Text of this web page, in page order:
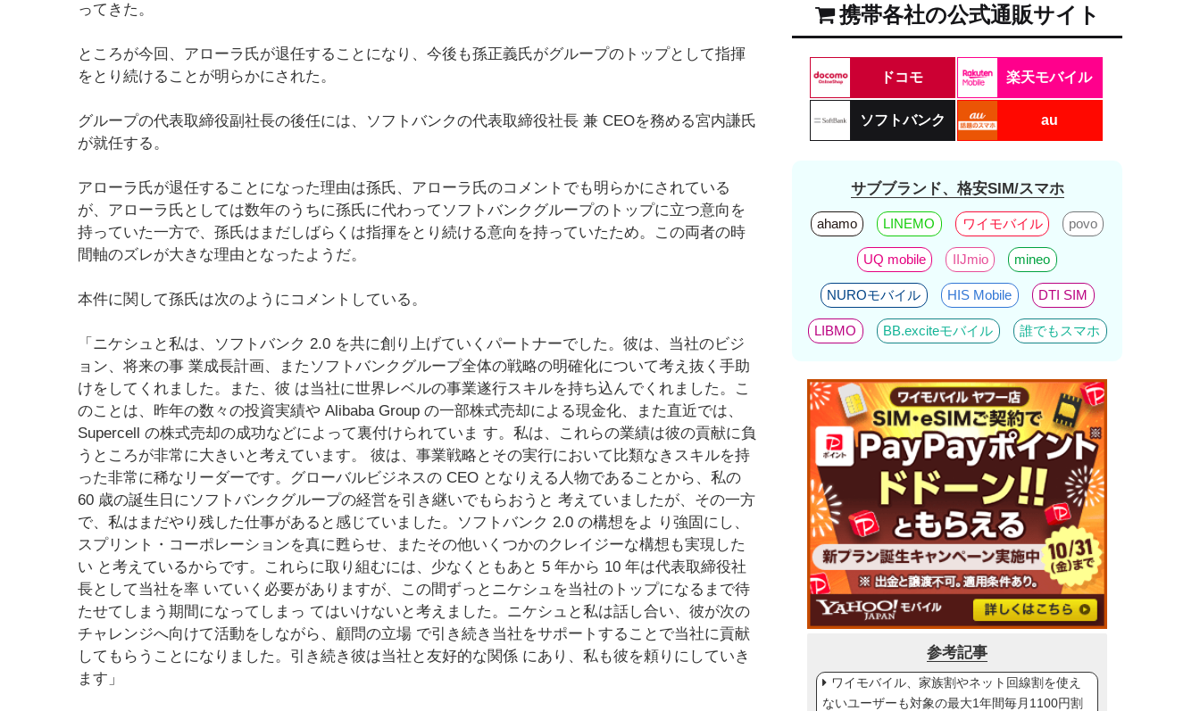
ってきた。
ところが今回、アローラ氏が退任することになり、今後も孫正義氏がグループのトップとして指揮
をとり続けることが明らかにされた。
グループの代表取締役副社長の後任には、ソフトバンクの代表取締役社長 兼 CEOを務める宮内謙氏
が就任する。
アローラ氏が退任することになった理由は孫氏、アローラ氏のコメントでも明らかにされている
が、アローラ氏としては数年のうちに孫氏に代わってソフトバンクグループのトップに立つ意向を
持っていた一方で、孫氏はまだしばらくは指揮をとり続ける意向を持っていたため。この両者の時
間軸のズレが大きな理由となったようだ。
本件に関して孫氏は次のようにコメントしている。
「ニケシュと私は、ソフトバンク 2.0 を共に創り上げていくパートナーでした。彼は、当社のビジ
ョン、将来の事 業成長計画、またソフトバンクグループ全体の戦略の明確化について考え抜く手助
けをしてくれました。また、彼 は当社に世界レベルの事業遂行スキルを持ち込んでくれました。こ
のことは、昨年の数々の投資実績や Alibaba Group の一部株式売却による現金化、また直近では、
Supercell の株式売却の成功などによって裏付けられていま す。私は、これらの業績は彼の貢献に負
うところが非常に大きいと考えています。 彼は、事業戦略とその実行において比類なきスキルを持
った非常に稀なリーダーです。グローバルビジネスの CEO となりえる人物であることから、私の
60 歳の誕生日にソフトバンクグループの経営を引き継いでもらおうと 考えていましたが、その一方
で、私はまだやり残した仕事があると感じていました。ソフトバンク 2.0 の構想をよ り強固にし、
スプリント・コーポレーションを真に甦らせ、またその他いくつかのクレイジーな構想も実現した
い と考えているからです。これらに取り組むには、少なくともあと 5 年から 10 年は代表取締役社
長として当社を率 いていく必要がありますが、この間ずっとニケシュを当社のトップになるまで待
たせてしまう期間になってしまっ てはいけないと考えました。ニケシュと私は話し合い、彼が次の
チャレンジへ向けて活動をしながら、顧問の立場 で引き続き当社をサポートすることで当社に貢献
してもらうことになりました。引き続き彼は当社と友好的な関係 にあり、私も彼を頼りにしていき
ます」
携帯各社の公式通販サイト
ドコモ 楽天モバイル
ソフトバンク au
サブブランド、格安SIM/スマホ
ahamo LINEMO ワイモバイル povo
UQ mobile IIJmio mineo
NUROモバイル HIS Mobile DTI SIM
LIBMO BB.exciteモバイル 誰でもスマホ
参考記事
ワイモバイル、家族割やネット回線割を使え
ないユーザーも対象の最大1年間毎月1100円割